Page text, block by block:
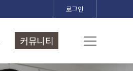
로그인
커뮤니티